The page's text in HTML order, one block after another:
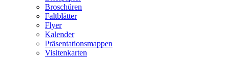
Broschüren
Faltblätter
Flyer
Kalender
Präsentationsmappen
Visitenkarten